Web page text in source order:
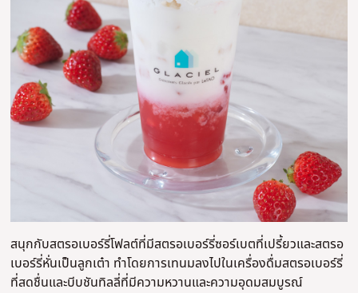
สนุกกับสตรอเบอร์รี่โฟลต์ที่มีสตรอเบอร์รี่ซอร์เบตที่เปรี้ยวและสตรอ
เบอร์รี่หั่นเป็นลูกเต๋า ทำโดยการเทนมลงไปในเครื่องดื่มสตรอเบอร์รี่
ที่สดชื่นและบีบชันทิลลี่ที่มีความหวานและความอุดมสมบูรณ์